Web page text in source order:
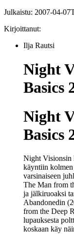
Julkaistu: 2007-04-
Kirjoittanut:
Ilja Rautsi
Night
Basics
Night
Basics
Night Visionsin
käyntiin
varsinaiseen
The Man from
ja jälkiruoaksi
Abandonedin
from the Deep
lupauksesta
koskaan käy